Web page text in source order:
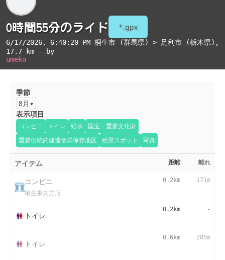
0時間55分のライド *.gpx
6/17/2026, 6:40:20 PM 桐生市 (群馬県) > 足利市 (栃木県) ,
17.7 km - by
umeko
季節
8月
表示項目
コンビニ トイレ 給水
国宝・重要文化財
重要伝統的建造物群保存地区
絶景スポット 写真
アイテム 距離 離れ
コンビニ
桐生東久方店
0.2km 171m
トイレ
0.2km -
トイレ
0.6km 285m